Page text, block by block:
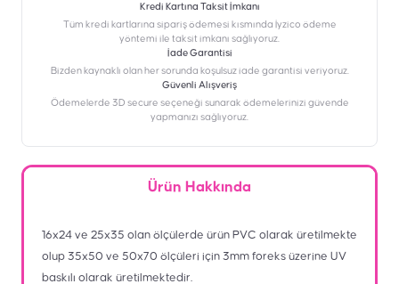
Kredi Kartına Taksit İmkanı
‎Tüm kredi kartlarına sipariş ödemesi kısmında İyzico ödeme
yöntemi ile taksit imkanı sağlıyoruz.
İade Garantisi
Bizden kaynaklı olan her sorunda koşulsuz iade garantisi veriyoruz.
Güvenli Alışveriş
Ödemelerde 3D secure seçeneği sunarak ödemelerinizi güvende
yapmanızı sağlıyoruz.
Ürün Hakkında
16x24 ve 25x35 olan ölçülerde ürün PVC olarak üretilmekte
olup 35x50 ve 50x70 ölçüleri için 3mm foreks üzerine UV
baskılı olarak üretilmektedir.